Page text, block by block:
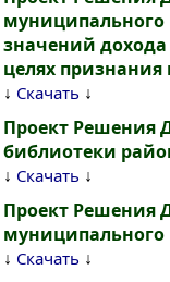
муниципального
значений
целях
↓ Скачать ↓
Проект Решения
библиотеки
↓ Скачать ↓
Проект Решения
муниципального
↓ Скачать ↓